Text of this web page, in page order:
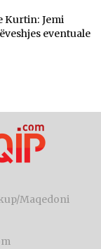
Kurtin: Jemi
eventuale
Maqedoni